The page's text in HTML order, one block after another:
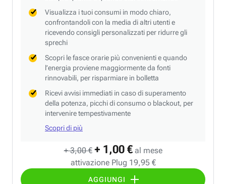
+ 3,00 € + 1,00 € al mese
attivazione Plug 19,95 €
AGGIUNGI
Visualizza i tuoi consumi in modo chiaro,
confrontandoli con la media di altri utenti e
ricevendo consigli personalizzati per ridurre gli
sprechi
Scopri le fasce orarie più convenienti e quando
l’energia proviene maggiormente da fonti
rinnovabili, per risparmiare in bolletta
Ricevi avvisi immediati in caso di superamento
della potenza, picchi di consumo o blackout, per
intervenire tempestivamente
Scopri di più